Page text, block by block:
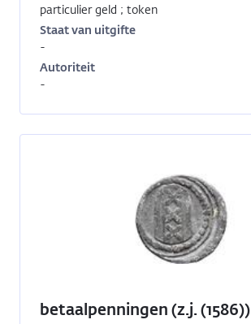
00592
particulier geld ; token
Staat van uitgifte
-
Autoriteit
-
betaalpenningen (z.j. (1586))